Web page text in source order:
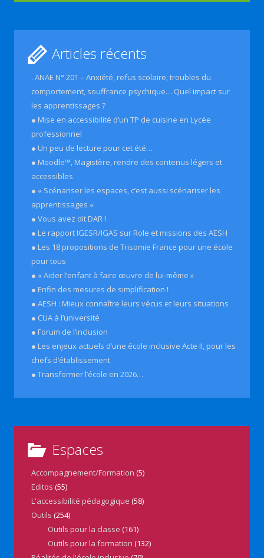
Articles récents
. ANAE N° 201 – Anxiété, refus scolaire, troubles du
comportement, souffrance psychique… Quel impact sur
les apprentissages ?
● Mise en accessibilité d’un TP de cuisine en Lycée
professionnel
● Un peu de lecture pour cet été…
● Moodle™, Magistère, rendre des contenus légers et
accessibles
● « Scénariser les espaces, c’est aussi scénariser les
apprentissages «
● Vous avez dit DAR !
● Le rapport IGESR/IGAS sur Role et missions des AESH
● Les 18 propositions de Trisomie France pour une école
pour tous
● « Aider l’enfant à faire œuvre de lui-même »
● Enfin des mesures de simplification !
● AESH : Mieux connaître leurs vécus et leurs situations
● CUA à l’université
● Forum de l’inclusion
● Les enjeux actuels d’une école inclusive Acte II, pour les
chefs d’établissement
● Transformer l’école en 2026…
Espaces
Accompagnement/Formation (5)
Editos (55)
L'accessibilité pédagogique (58)
Outils (254)
Outils pour la classe (161)
Outils pour la formation (132)